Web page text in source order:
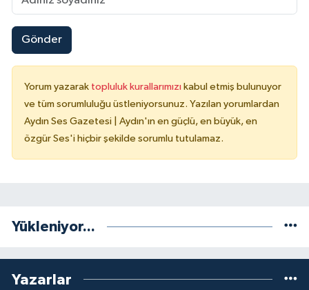
Gönder
Yorum yazarak topluluk kurallarımızı kabul etmiş bulunuyor
ve tüm sorumluluğu üstleniyorsunuz. Yazılan yorumlardan
Aydın Ses Gazetesi | Aydın'ın en güçlü, en büyük, en
özgür Ses'i hiçbir şekilde sorumlu tutulamaz.
Yükleniyor...
Yazarlar